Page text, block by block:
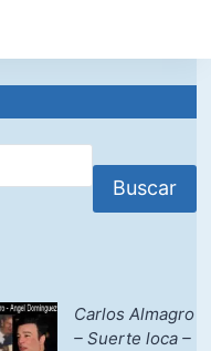
Buscar
Carlos Almagro
– Suerte loca –